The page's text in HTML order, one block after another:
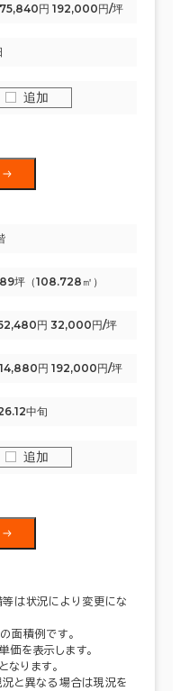
円 192,000円/坪
追加
坪（108.728㎡）
円 32,000円/坪
円 192,000円/坪
中旬
追加
は状況により変更にな
面積例です。
を表示します。
ります。
と異なる場合は現況を